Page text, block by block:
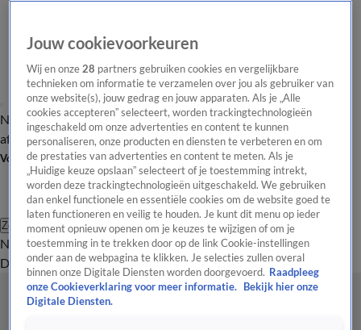
Nieuws van de DagOpinie van de Dag Onze categorieën Laatste
afleveringVideo's Nieuws van de Dag Podcast
Volg Nieuws van de Dag
Zoeken
Nieuws van de DagOpinie van de
Dag
Video'sUitzendingen PodcastPanelContact
Jouw cookievoorkeuren
Wij en onze28 partners gebruiken cookies en vergelijkbare
technieken om informatie te verzamelen over jou als gebruiker van
onze website(s), jouw gedrag en jouw apparaten. Als je „Alle
cookies accepteren” selecteert, worden trackingtechnologieën
ingeschakeld om onze advertenties en content te kunnen
personaliseren, onze producten en diensten te verbeteren en om
de prestaties van advertenties en content te meten. Als je
„Huidige keuze opslaan” selecteert of je toestemming intrekt,
worden deze trackingtechnologieën uitgeschakeld. We gebruiken
dan enkel functionele en essentiële cookies om de website goed te
laten functioneren en veilig te houden. Je kunt dit menu op ieder
moment opnieuw openen om je keuzes te wijzigen of om je
toestemming in te trekken door op de link Cookie-instellingen
onder aan de webpagina te klikken. Je selecties zullen overal
binnen onze Digitale Diensten worden doorgevoerd. Raadpleeg
onze Cookieverklaring voor meer informatie.
Bekijk hier onze
Digitale Diensten.